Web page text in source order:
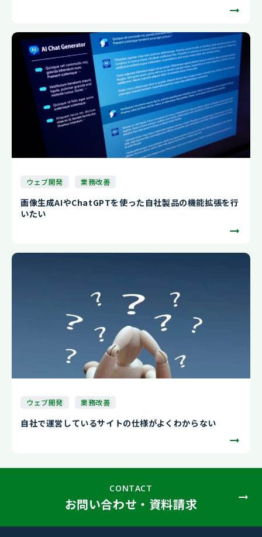
ウェブ開発 業務改善
画像生成AIやChatGPTを使った自社製品の機能拡張を行
いたい
ウェブ開発 業務改善
自社で運営しているサイトの仕様がよくわからない
CONTACT
お問い合わせ・資料請求